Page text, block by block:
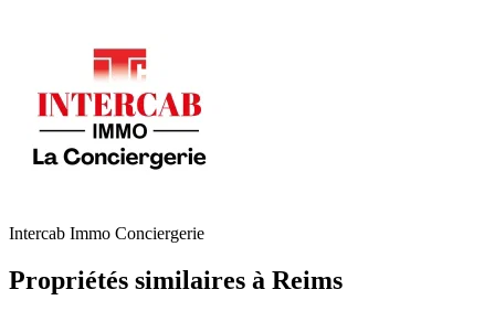
Intercab Immo Conciergerie
Propriétés similaires à Reims